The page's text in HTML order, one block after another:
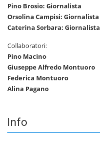
Pino Brosio: Giornalista
Orsolina Campisi: Giornalista
Caterina Sorbara: Giornalista
Collaboratori:
Pino Macino
Giuseppe Alfredo Montuoro
Federica Montuoro
Alina Pagano
Info